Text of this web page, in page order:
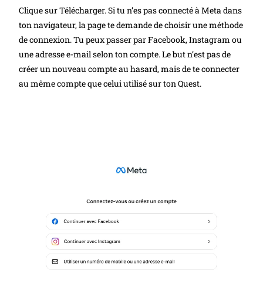
Clique sur Télécharger. Si tu n’es pas connecté à Meta dans
ton navigateur, la page te demande de choisir une méthode
de connexion. Tu peux passer par Facebook, Instagram ou
une adresse e-mail selon ton compte. Le but n’est pas de
créer un nouveau compte au hasard, mais de te connecter
au même compte que celui utilisé sur ton Quest.